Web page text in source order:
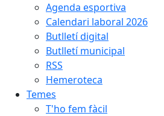
Agenda esportiva
Calendari laboral 2026
Butlletí digital
Butlletí municipal
RSS
Hemeroteca
Temes
T'ho fem fàcil